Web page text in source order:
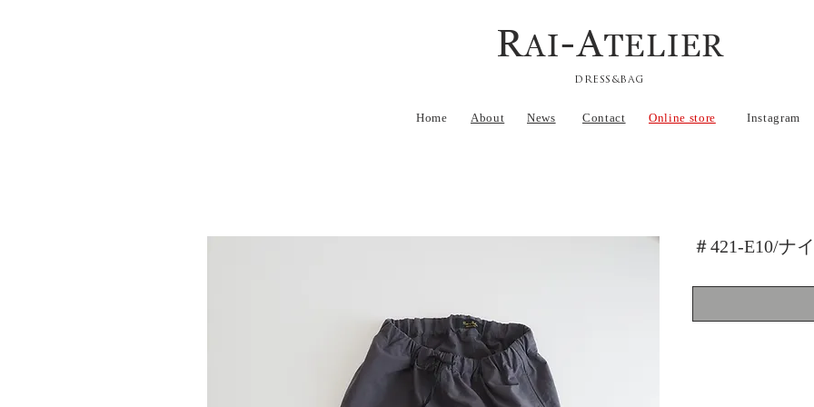
RAI-ATELIER
DRESS&BAG
Home About News Contact Online store Instagram
＃421-E10/ナ